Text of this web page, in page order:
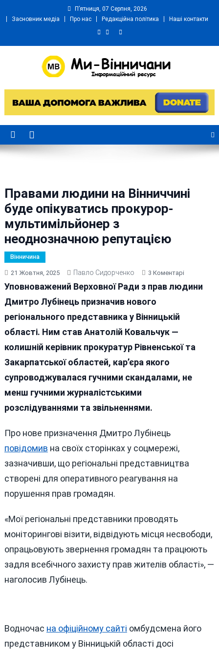
П’ятниця, 07 Серпня, 2026
Засновник медіа
Про нас Редакційна політика Наші контакти
Ми Вінничани
Правами людини на Вінниччині
буде опікуватись прокурор-
мультимільйонер з
неоднозначною репутацією
Вінничина
21 Жовтня, 2025 Павло Сидорченко 3 КоментаріДо
Правами
Прокурор-
Уповноважений Верховної Ради з прав людини
Дмитро Лубінець призначив нового
регіонального представника у Вінницькій
області. Ним став Анатолій Ковальчук —
колишній керівник прокуратур Рівненської та
Закарпатської областей, кар’єра якого
супроводжувалася гучними скандалами, не
менш гучними журналістськими
розслідуваннями та звільненнями.
Про нове призначення Дмитро Лубінець
повідомив на своїх сторінках у соцмережі,
зазначивши, що регіональні представництва
створені для оперативного реагування на
порушення прав громадян.
«Мої регіональні представники проводять
моніторингові візити, відвідують місця несвободи,
опрацьовують звернення громадян та працюють
задля всебічного захисту прав жителів області», —
наголосив Лубінець.
Водночас на офіційному сайті омбудсмена його
представником у Вінницькій області досі